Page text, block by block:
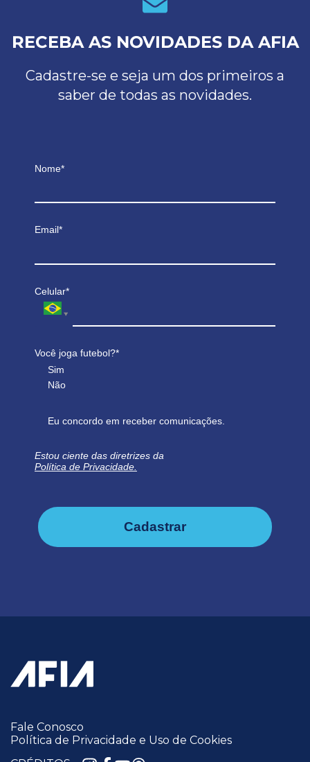
RECEBA AS NOVIDADES DA AFIA
Cadastre-se e seja um dos primeiros a
saber de todas as novidades.
Nome*
Email*
Celular*
Você joga futebol?*
Sim
Não
Eu concordo em receber comunicações.
Estou ciente das diretrizes da
Política de Privacidade.
Cadastrar
Fale Conosco
Política de Privacidade e Uso de Cookies